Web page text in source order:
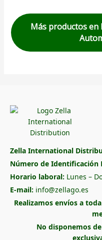
Más productos en
Zella International
Número de Identificación
Horario laboral: Lunes –
E-mail: info@zellago.es
Realizamos envíos a
No disponemos